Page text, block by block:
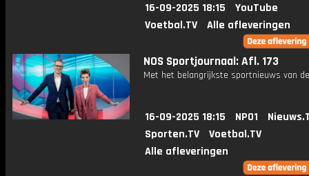
16-09-2025 18:15
YouTube
Voetbal.TV
Alle afleveringen
NOS Sportjournaal: Afl. 173
Met het belangrijkste sportnieuws van
16-09-2025 18:15 NPO1
Sporten.TV
Voetbal.TV
Alle afleveringen